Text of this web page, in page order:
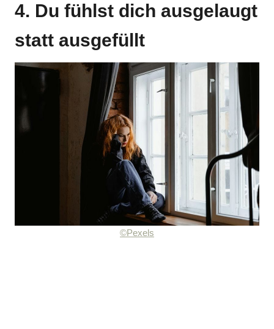
4. Du fühlst dich ausgelaugt
statt ausgefüllt
©Pexels